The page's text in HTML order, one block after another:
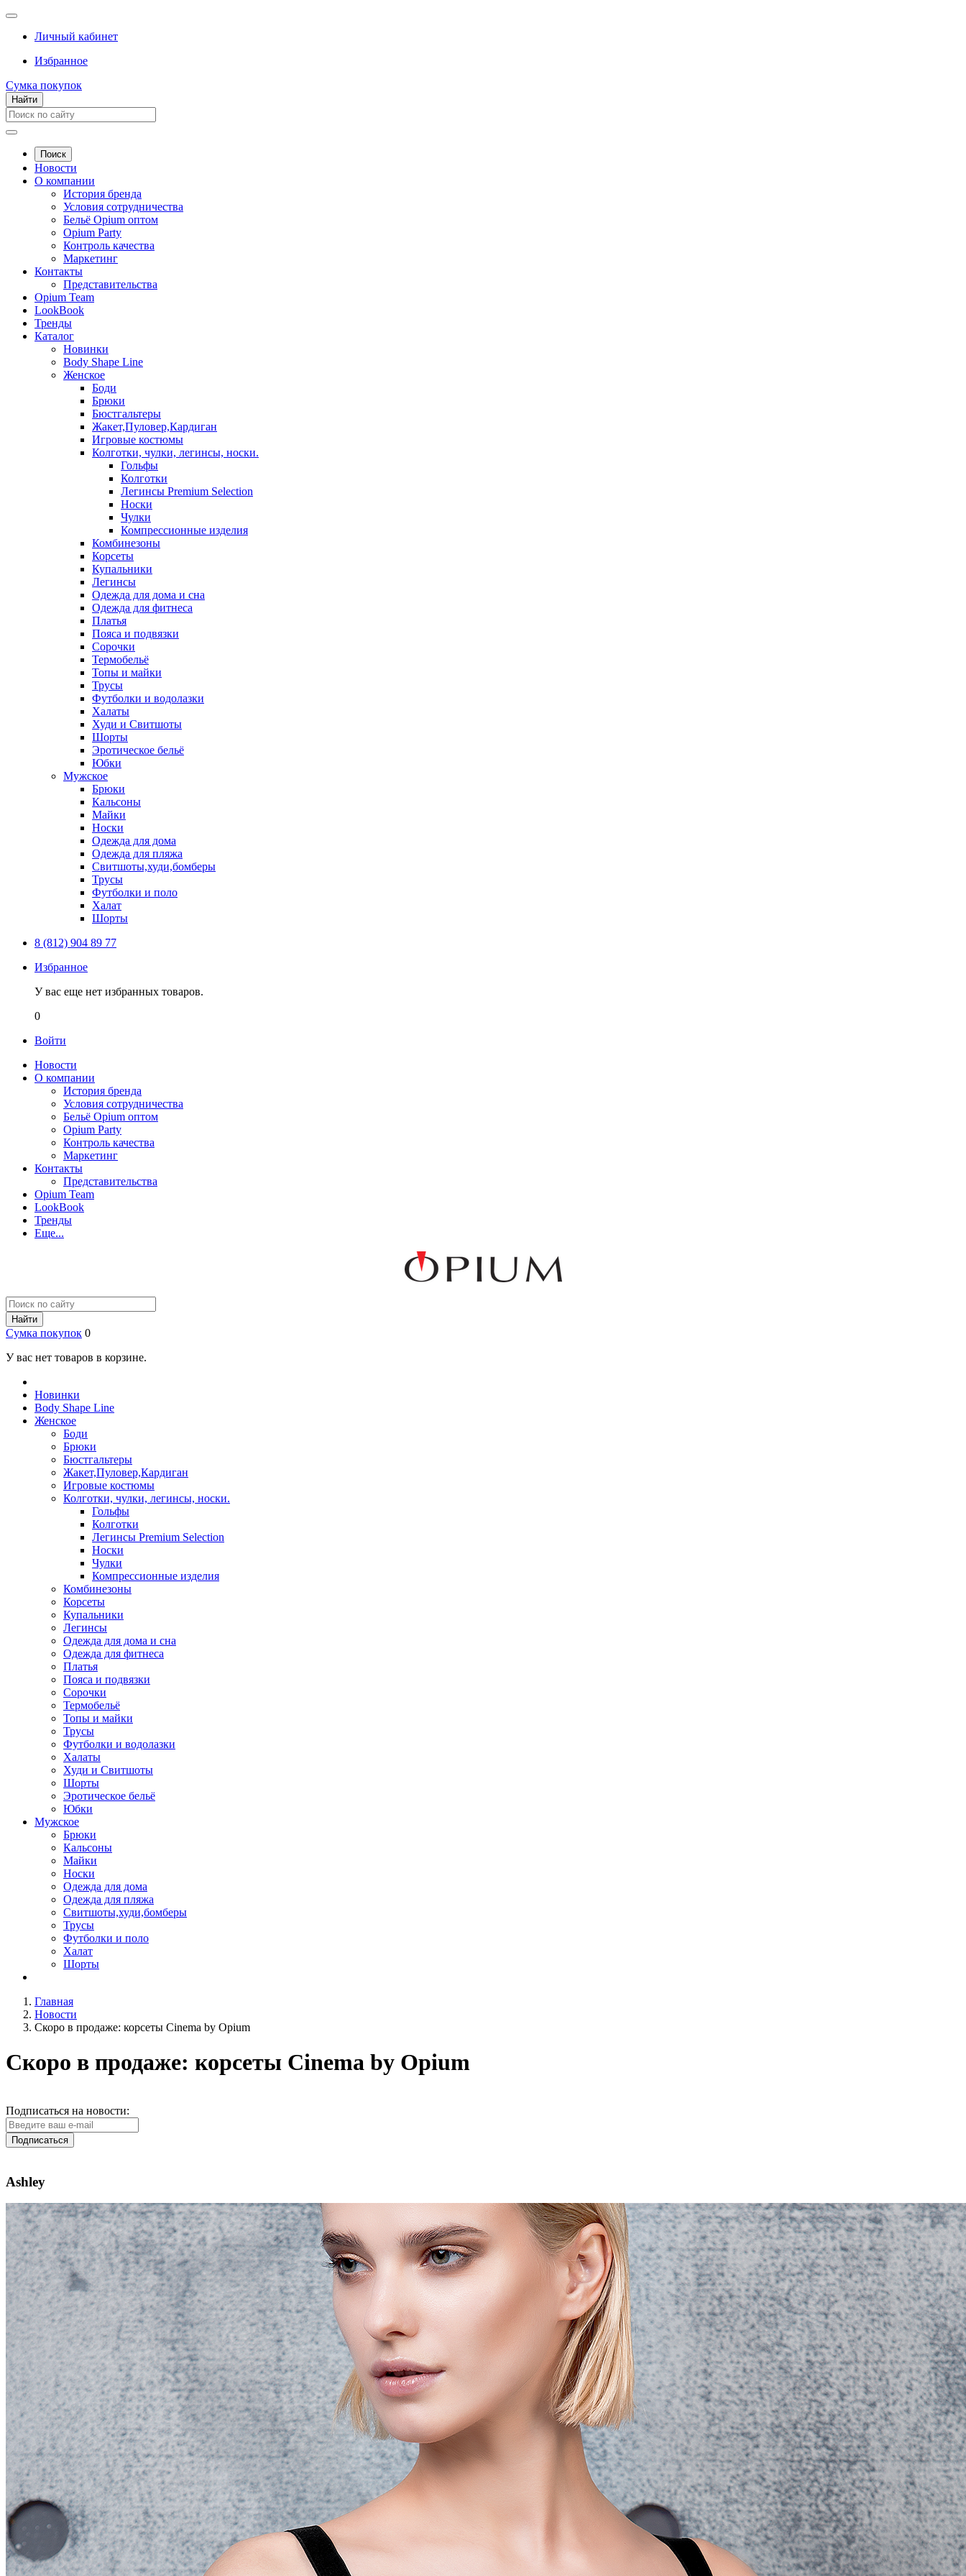
Личный кабинет
Избранное
Сумка покупок
Найти
Поиск
Новости
О компании
История бренда
Условия сотрудничества
Бельё Opium оптом
Opium Party
Контроль качества
Маркетинг
Контакты
Представительства
Opium Team
LookBook
Тренды
Каталог
Новинки
Body Shape Line
Женское
Боди
Брюки
Бюстгальтеры
Жакет,Пуловер,Кардиган
Игровые костюмы
Колготки, чулки, легинсы, носки.
Гольфы
Колготки
Легинсы Premium Selection
Носки
Чулки
Компрессионные изделия
Комбинезоны
Корсеты
Купальники
Легинсы
Одежда для дома и сна
Одежда для фитнеса
Платья
Пояса и подвязки
Сорочки
Термобельё
Топы и майки
Трусы
Футболки и водолазки
Халаты
Худи и Свитшоты
Шорты
Эротическое бельё
Юбки
Мужское
Брюки
Кальсоны
Майки
Носки
Одежда для дома
Одежда для пляжа
Свитшоты,худи,бомберы
Трусы
Футболки и поло
Халат
Шорты
8 (812) 904 89 77
Избранное
У вас еще нет избранных товаров.
0
Войти
Новости
О компании
История бренда
Условия сотрудничества
Бельё Opium оптом
Opium Party
Контроль качества
Маркетинг
Контакты
Представительства
Opium Team
LookBook
Тренды
Еще...
Найти
Сумка покупок 0
У вас нет товаров в корзине.
Новинки
Body Shape Line
Женское
Боди
Брюки
Бюстгальтеры
Жакет,Пуловер,Кардиган
Игровые костюмы
Колготки, чулки, легинсы, носки.
Гольфы
Колготки
Легинсы Premium Selection
Носки
Чулки
Компрессионные изделия
Комбинезоны
Корсеты
Купальники
Легинсы
Одежда для дома и сна
Одежда для фитнеса
Платья
Пояса и подвязки
Сорочки
Термобельё
Топы и майки
Трусы
Футболки и водолазки
Халаты
Худи и Свитшоты
Шорты
Эротическое бельё
Юбки
Мужское
Брюки
Кальсоны
Майки
Носки
Одежда для дома
Одежда для пляжа
Свитшоты,худи,бомберы
Трусы
Футболки и поло
Халат
Шорты
Главная
Новости
Скоро в продаже: корсеты Cinema by Opium
Скоро в продаже: корсеты Cinema by Opium
Подписаться на новости:
Подписаться
Ashley